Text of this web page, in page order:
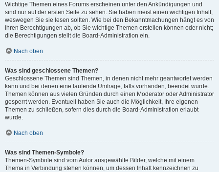
Wichtige Themen eines Forums erscheinen unter den Ankündigungen und
sind nur auf der ersten Seite zu sehen. Sie haben meist einen wichtigen Inhalt,
weswegen Sie sie lesen sollten. Wie bei den Bekanntmachungen hängt es von
Ihren Berechtigungen ab, ob Sie wichtige Themen erstellen können oder nicht;
die Berechtigungen stellt die Board-Administration ein.
Nach oben
Was sind geschlossene Themen?
Geschlossene Themen sind Themen, in denen nicht mehr geantwortet werden
kann und bei denen eine laufende Umfrage, falls vorhanden, beendet wurde.
Themen können aus vielen Gründen durch einen Moderator oder Administrator
gesperrt werden. Eventuell haben Sie auch die Möglichkeit, Ihre eigenen
Themen zu schließen, sofern dies durch die Board-Administration erlaubt
wurde.
Nach oben
Was sind Themen-Symbole?
Themen-Symbole sind vom Autor ausgewählte Bilder, welche mit einem
Thema in Verbindung stehen können, um dessen Inhalt kennzeichnen zu